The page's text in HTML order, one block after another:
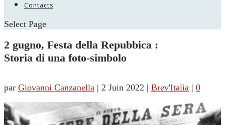
Contacts
Select Page
2 gugno, Festa della Repubbica :
Storia di una foto-simbolo
par Giovanni Canzanella | 2 Juin 2022 | Brev'Italia | 0